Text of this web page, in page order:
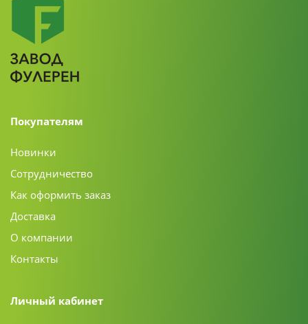
Покупателям
Новинки
Сотрудничество
Как оформить заказ
Доставка
О компании
Контакты
Личный кабинет